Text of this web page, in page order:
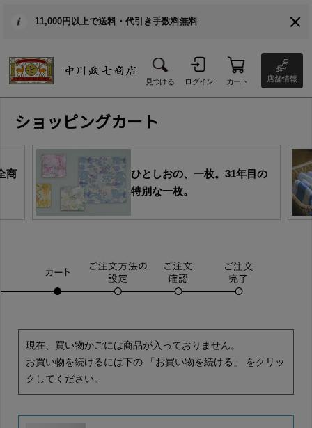
11,000円以上で送料・代引き手数料無料
見つける ログイン カート 店舗情報
ショッピングカート
商
ひとしおの、一枚。31年目の
特別な一枚。
現在、買い物かごには商品が入っておりません。
お買い物を続けるには下の 「お買い物を続ける」 をクリッ
クしてください。